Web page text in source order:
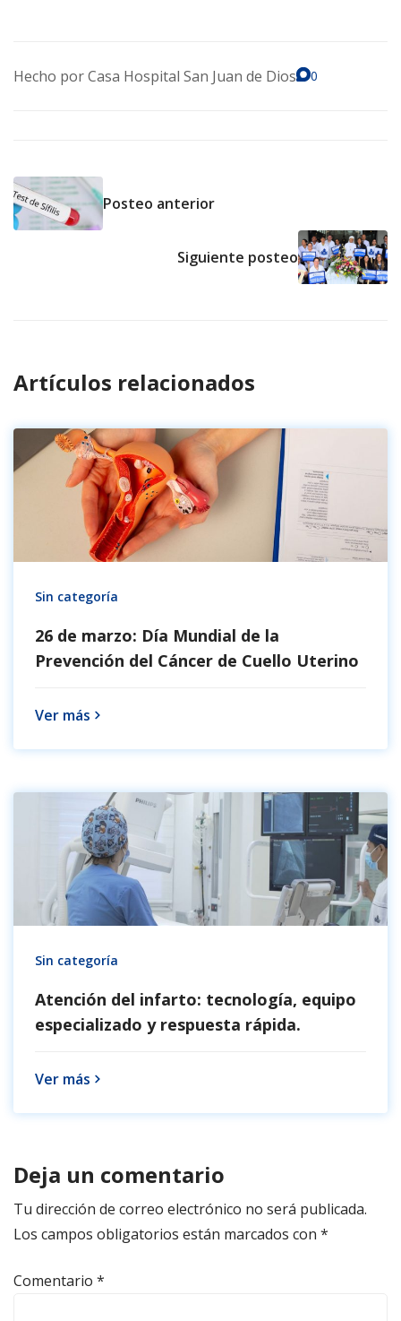
Hecho porCasa Hospital San Juan de Dios 0
Posteo anterior
Siguiente posteo
Artículos relacionados
Sin categoría
26 de marzo: Día Mundial de la
Prevención del Cáncer de Cuello Uterino
Ver más
Sin categoría
Atención del infarto: tecnología, equipo
especializado y respuesta rápida.
Ver más
Deja un comentario
Tu dirección de correo electrónico no será publicada.
Los campos obligatorios están marcados con *
Comentario *